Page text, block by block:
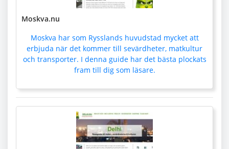
Moskva.nu
Moskva har som Rysslands huvudstad mycket att
erbjuda när det kommer till sevärdheter, matkultur
och transporter. I denna guide har det bästa plockats
fram till dig som läsare.